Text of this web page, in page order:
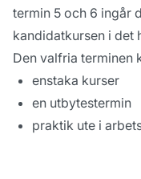
termin 5 och 6 ingår
kandidatkursen i det
Den valfria terminen
enstaka kurser
en utbytestermin
praktik ute i